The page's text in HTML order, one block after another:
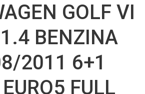
GOLF VI
BENZINA
2011 6+1
FULL